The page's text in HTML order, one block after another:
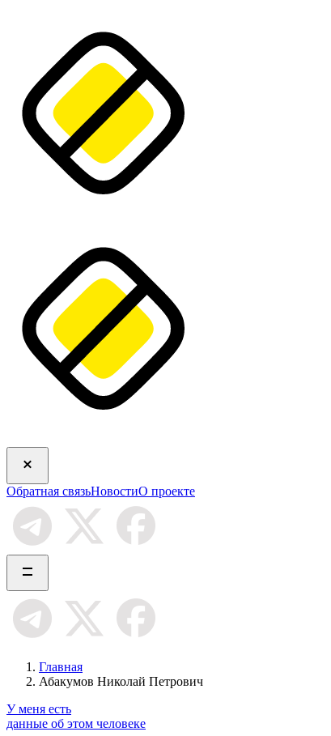
Обратная связьНовостиО проекте
Главная
Абакумов Николай Петрович
У меня есть
данные об этом человеке